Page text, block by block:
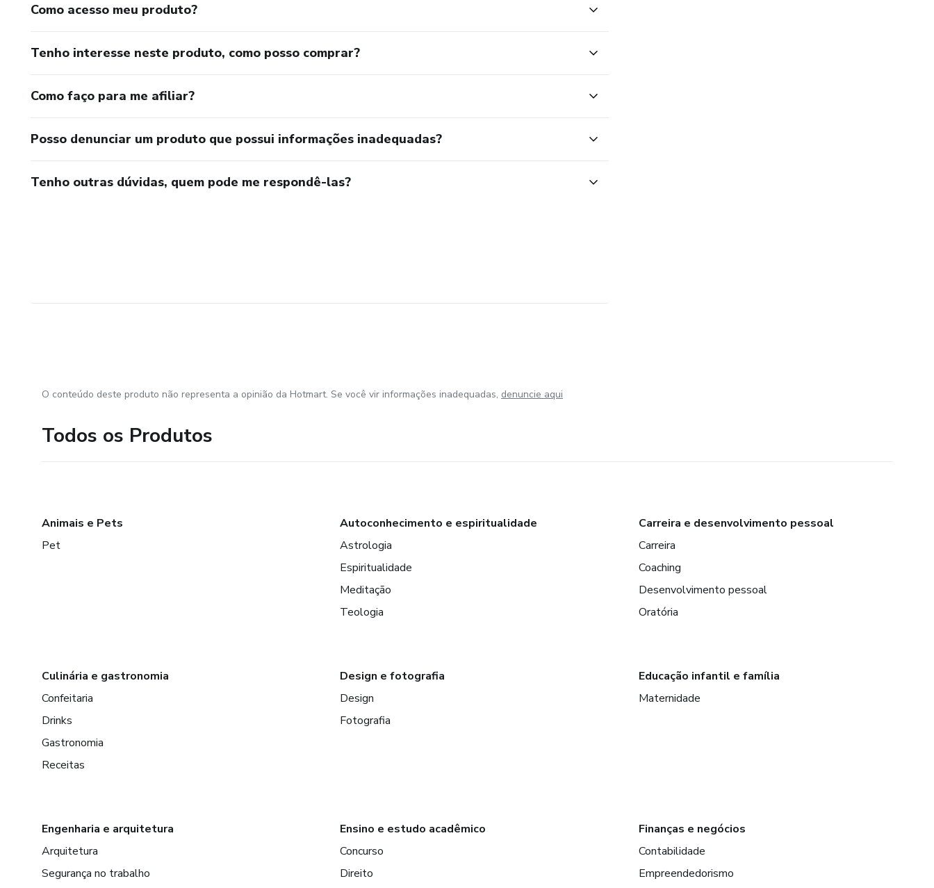
Como acesso meu produto?
Tenho interesse neste produto, como posso comprar?
Como faço para me afiliar?
Posso denunciar um produto que possui informações inadequadas?
Tenho outras dúvidas, quem pode me respondê-las?
O conteúdo deste produto não representa a opinião da Hotmart. Se você vir informações inadequadas, denuncie aqui
Todos os Produtos
Animais e Pets
Pet
Autoconhecimento e espiritualidade
Astrologia
Espiritualidade
Meditação
Teologia
Carreira e desenvolvimento pessoal
Carreira
Coaching
Desenvolvimento pessoal
Oratória
Culinária e gastronomia
Confeitaria
Drinks
Gastronomia
Receitas
Design e fotografia
Design
Fotografia
Educação infantil e família
Maternidade
Engenharia e arquitetura
Arquitetura
Segurança no trabalho
Ensino e estudo acadêmico
Concurso
Direito
Finanças e negócios
Contabilidade
Empreendedorismo